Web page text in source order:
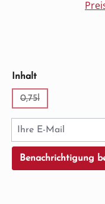
Inhaltauswählen
0,75l
Ihre E-Mail
Benachrichtigung